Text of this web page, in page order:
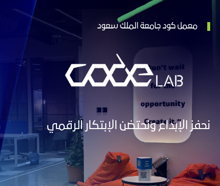
معمل كود جامعة الملك سعود
نحفز الإبداع ونحتضن الإبتكار الرقمي